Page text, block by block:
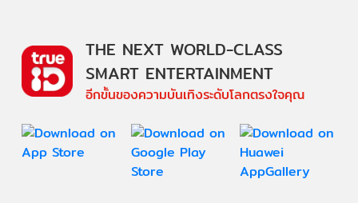
THE NEXT WORLD-CLASS
SMART ENTERTAINMENT
อีกขั้นของความบันเทิงระดับโลกตรงใจคุณ